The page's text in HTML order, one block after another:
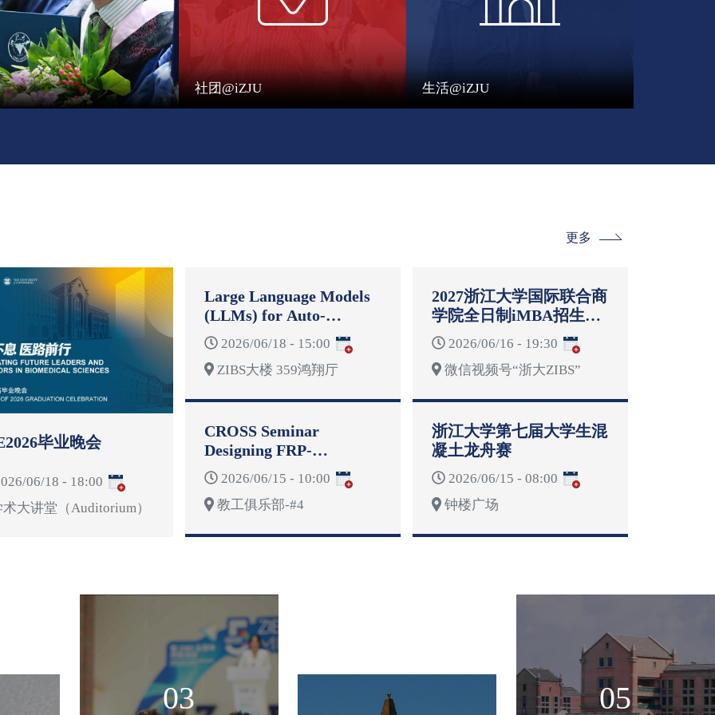
社团@iZJU 生活@iZJU
更多
毕业晚会
06/18 - 18:00
术大讲堂（Auditorium）
Large Language Models
(LLMs) for Auto-
Formulation and Auto-
Reformulation
2026/06/18 - 15:00
ZIBS大楼 359鸿翔厅
2027浙江大学国际联合商
学院全日制iMBA招生启
动说明会
2026/06/16 - 19:30
微信视频号“浙大ZIBS”
CROSS Seminar
Designing FRP-
Reinforced Concrete
Structures for
Deformability
2026/06/15 - 10:00
教工俱乐部-#4
浙江大学第七届大学生混
凝土龙舟赛
2026/06/15 - 08:00
钟楼广场
03 05